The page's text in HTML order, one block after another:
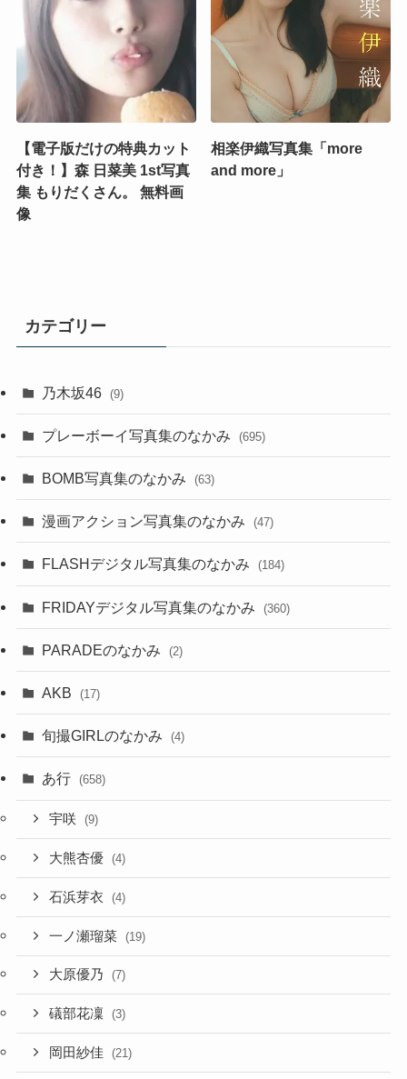
【電子版だけの特典カット
付き！】森 日菜美 1st写真
集 もりだくさん。 無料画
像
相楽伊織写真集「more
and more」
カテゴリー
乃木坂46 (9)
プレーボーイ写真集のなかみ (695)
BOMB写真集のなかみ (63)
漫画アクション写真集のなかみ (47)
FLASHデジタル写真集のなかみ (184)
FRIDAYデジタル写真集のなかみ (360)
PARADEのなかみ (2)
AKB (17)
旬撮GIRLのなかみ (4)
あ行 (658)
宇咲 (9)
大熊杏優 (4)
石浜芽衣 (4)
一ノ瀬瑠菜 (19)
大原優乃 (7)
礒部花凜 (3)
岡田紗佳 (21)